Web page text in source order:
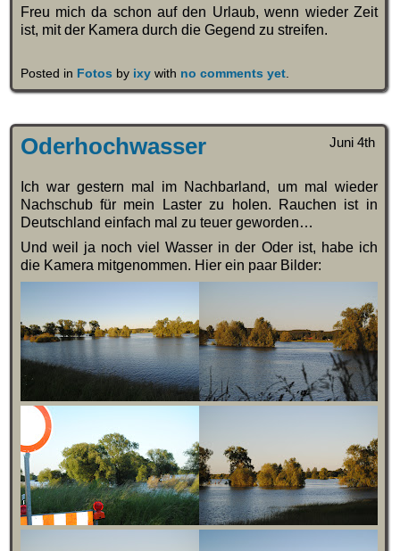
Freu mich da schon auf den Urlaub, wenn wieder Zeit
ist, mit der Kamera durch die Gegend zu streifen.
Posted in Fotos by ixywith no comments yet.
Juni 4th
Oderhochwasser
Ich war gestern mal im Nachbarland, um mal wieder
Nachschub für mein Laster zu holen. Rauchen ist in
Deutschland einfach mal zu teuer geworden…
Und weil ja noch viel Wasser in der Oder ist, habe ich
die Kamera mitgenommen. Hier ein paar Bilder: